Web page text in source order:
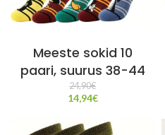
Meeste sokid 10
paari, suurus 38-44
24,90€
14,94€